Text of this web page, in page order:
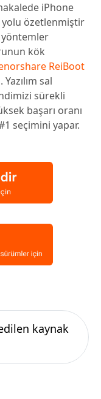
iPhone
yolu özetlenmiştir
yöntemler
kök
ReiBoot
sal
sürekli
başarı oranı
seçimini yapar.
kaynak